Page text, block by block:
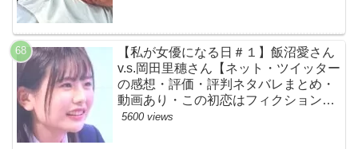
【私が女優になる日＃１】飯沼愛さん
v.s.岡田里穗さん【ネット・ツイッター
の感想・評価・評判ネタバレまとめ・
動画あり・この初恋はフィクションで
す・初恋Ｆ】
5600 views